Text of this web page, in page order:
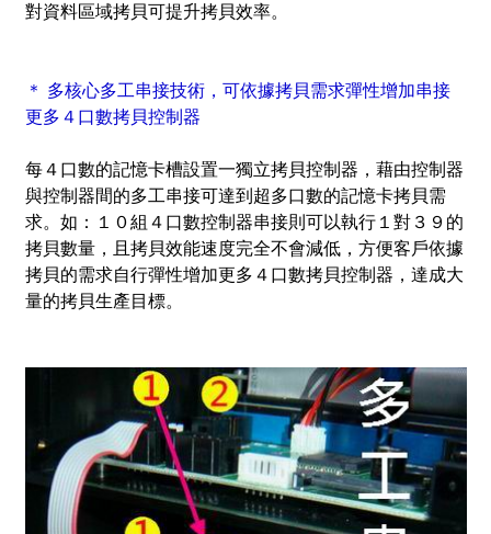
對資料區域拷貝可提升拷貝效率。
＊ 多核心多工串接技術，可依據拷貝需求彈性增加串接
更多４口數拷貝控制器
每４口數的記憶卡槽設置一獨立拷貝控制器，藉由控制器
與控制器間的多工串接可達到超多口數的記憶卡拷貝需
求。如：１０組４口數控制器串接則可以執行１對３９的
拷貝數量，且拷貝效能速度完全不會減低，方便客戶依據
拷貝的需求自行彈性增加更多４口數拷貝控制器，達成大
量的拷貝生產目標。